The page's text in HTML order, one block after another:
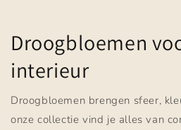
Droogbloemen
interieur
Droogbloemen brengen sfeer,
onze collectie vind je alles van